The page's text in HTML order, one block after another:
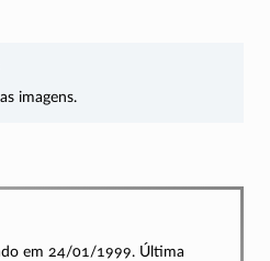
imagens.
em 24/01/1999. Última